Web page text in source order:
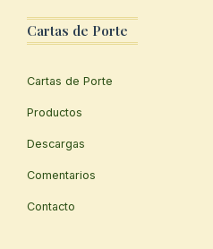
Cartas de Porte
Cartas de Porte
Productos
Descargas
Comentarios
Contacto